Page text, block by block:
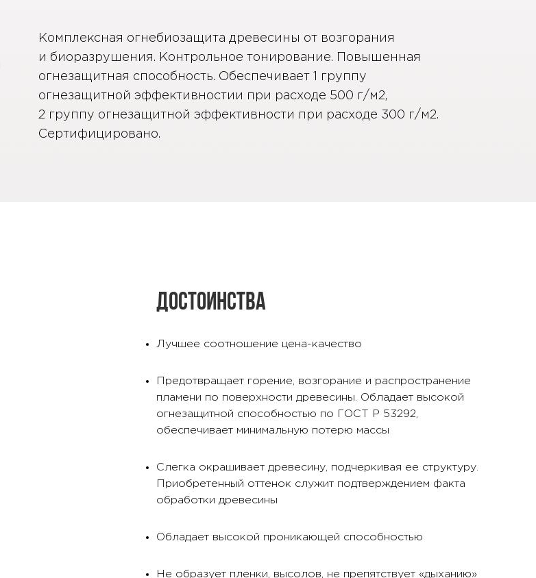
Комплексная огнебиозащита древесины от возгорания
и биоразрушения. Контрольное тонирование. Повышенная
огнезащитная способность. Обеспечивает 1 группу
огнезащитной эффективностии при расходе 500 г/м2,
2 группу огнезащитной эффективности при расходе 300 г/м2.
Сертифицировано.
Достоинства
Лучшее соотношение цена-качество
Предотвращает горение, возгорание и распространение
пламени по поверхности древесины. Обладает высокой
огнезащитной способностью по ГОСТ Р 53292,
обеспечивает минимальную потерю массы
Слегка окрашивает древесину, подчеркивая ее структуру.
Приобретенный оттенок служит подтверждением факта
обработки древесины
Обладает высокой проникающей способностью
Не образует пленки, высолов, не препятствует «дыханию»